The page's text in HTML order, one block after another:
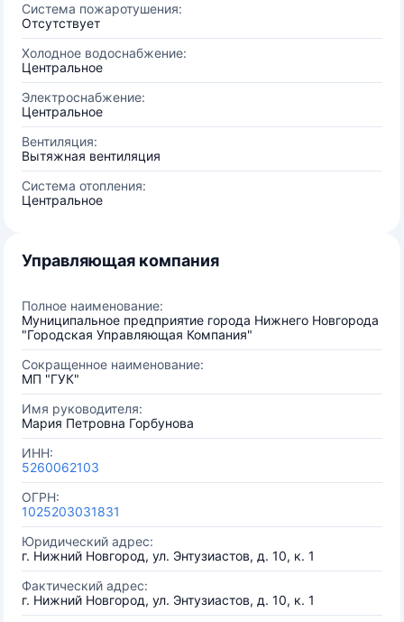
Система пожаротушения:
Отсутствует
Холодное водоснабжение:
Центральное
Электроснабжение:
Центральное
Вентиляция:
Вытяжная вентиляция
Система отопления:
Центральное
Управляющая компания
Полное наименование:
Муниципальное предприятие города Нижнего Новгорода
"Городская Управляющая Компания"
Сокращенное наименование:
МП "ГУК"
Имя руководителя:
Мария Петровна Горбунова
ИНН:
5260062103
ОГРН:
1025203031831
Юридический адрес:
г. Нижний Новгород, ул. Энтузиастов, д. 10, к. 1
Фактический адрес:
г. Нижний Новгород, ул. Энтузиастов, д. 10, к. 1